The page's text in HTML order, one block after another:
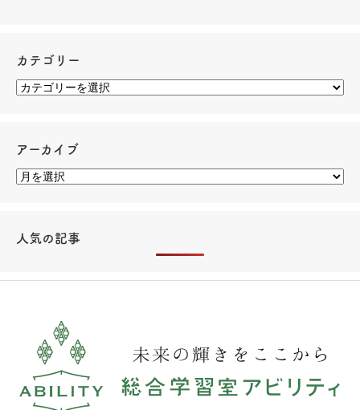
カテゴリー
アーカイブ
人気の記事